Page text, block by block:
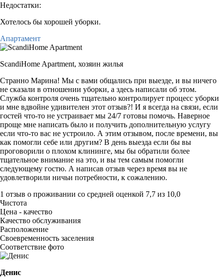
Недостатки:
Хотелось бы хорошей уборки.
Апартамент
ScandiHome Apartment, хозяин жилья
Странно Марина! Мы с вами общались при выезде, и вы ничего
не сказали в отношении уборки, а здесь написали об этом.
Служба контроля очень тщательно контролирует процесс уборки
и мне вдвойне удивителен этот отзыв?! И я всегда на связи, если
гостей что-то не устраивает мы 24/7 готовы помочь. Наверное
проще мне написать было и получить дополнительную услугу
если что-то вас не устроило. А этим отзывом, после времени, вы
как помогли себе или другим? В день выезда если бы вы
проговорили о плохом клининге, мы бы обратили более
тщательное внимание на это, и вы тем самым помогли
следующему гостю. А написав отзыв через время вы не
удовлетворили ничьи потребности, к сожалению.
1 отзыв о проживании со средней оценкой 7,7 из 10,0
Чистота
Цена - качество
Качество обслуживания
Расположение
Своевременность заселения
Соответствие фото
Денис